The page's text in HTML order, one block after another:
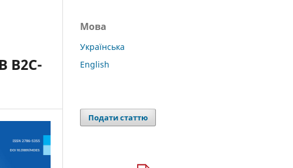
Мова
Українська
English
Подати статтю